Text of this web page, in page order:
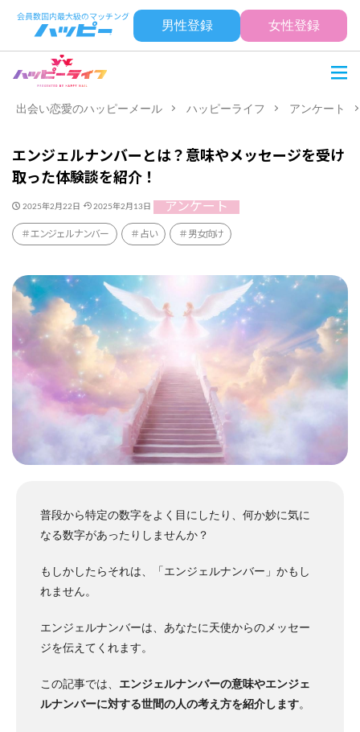
男性登録 女性登録
出会い恋愛のハッピーメール ハッピーライフ アンケート
エンジェルナンバーとは？意味やメッセージを受け
取った体験談を紹介！
2025年2月22日 2025年2月13日 アンケート
エンジェルナンバー 占い 男女向け
普段から特定の数字をよく目にしたり、何か妙に気に
なる数字があったりしませんか？
もしかしたらそれは、「エンジェルナンバー」かもし
れません。
エンジェルナンバーは、あなたに天使からのメッセー
ジを伝えてくれます。
この記事では、 エンジェルナンバーの意味やエンジェ
ルナンバーに対する世間の人の考え方を紹介します。